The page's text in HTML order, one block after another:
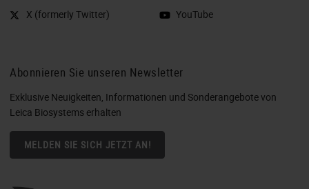
X (formerly Twitter)
YouTube
Abonnieren Sie unseren Newsletter
Exklusive Neuigkeiten, Informationen und Sonderangebote von
Leica Biosystems erhalten
MELDEN SIE SICH JETZT AN!